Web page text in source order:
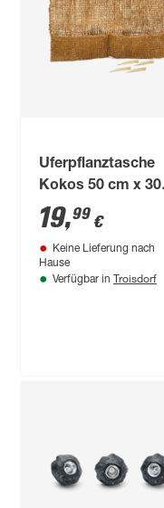
Uferpflanztasche
Kokos 50 cm x 30
cm
19,99 €
Keine Lieferung nach
Hause
Verfügbar in Troisdorf